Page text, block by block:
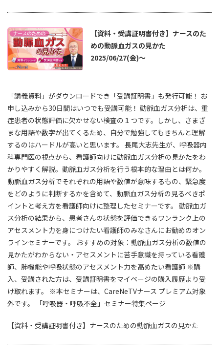
【資料・受講証明書付き】ナースのた
めの動脈血ガスの見かた
2025/06/27(金)～
「講義資料」がダウンロードでき「受講証明書」も発行可能！ お
申し込みから30日間はいつでも受講可能！ 動脈血ガス分析は、重
症患者の状態評価に欠かせない検査の１つです。しかし、さまざ
まな用語や数字が出てくるため、自分で勉強してもきちんと理解
するのはハードルが高いと思います。 長尾大志先生が、呼吸器内
科専門医の視点から、看護師向けに動脈血ガス分析の見かたをわ
かりやすく解説。動脈血ガス分析を行う根本的な理由とは何か。
動脈血ガス分析でそれぞれの用語や数値が意味するもの、緊急度
をどのように判断するかを含めて、動脈血ガス分析の見るべきポ
イントと考え方を看護師向けに整理したセミナーです。 動脈血ガ
ス分析の結果から、患者さんの状態を評価できるワンランク上の
アセスメント力を身につけたい看護師のみなさんにお勧めのオン
ラインセミナーです。 おすすめの対象：動脈血ガス分析の数値の
見かたがわからない・アセスメントに苦手意識を持っている看護
師、肺機能や呼吸状態のアセスメント力を高めたい看護師 ※購
入、受講された方は、受講証明書をマイページの購入履歴より受
け取れます。 ※本セミナーは、CareNeTVナース プレミアム対象
外です。 「呼吸器・呼吸不全」セミナー特集ページ
【資料・受講証明書付き】ナースのための動脈血ガスの見かた